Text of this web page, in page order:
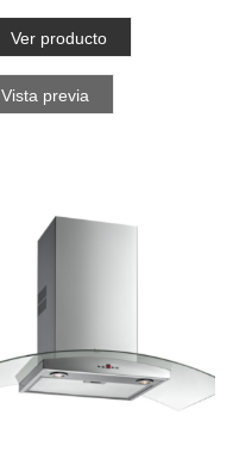
Ver producto
Vista previa